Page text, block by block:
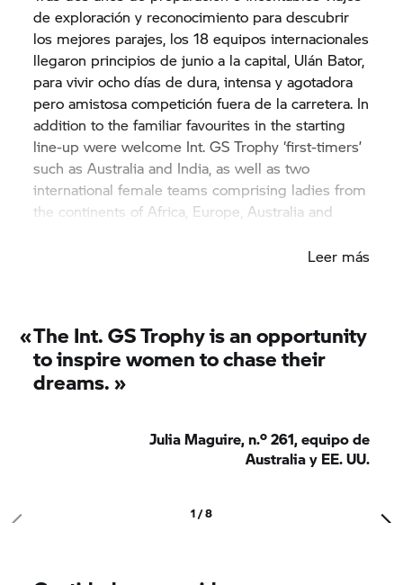
de exploración y reconocimiento para descubrir
los mejores parajes, los 18 equipos internacionales
llegaron principios de junio a la capital, Ulán Bator,
para vivir ocho días de dura, intensa y agotadora
pero amistosa competición fuera de la carretera. In
addition to the familiar favourites in the starting
line-up were welcome Int.GS Trophy ‘first-timers’
such as Australia and India, as well as two
international female teams comprising ladies from
the continents of Africa, Europe, Australia and
Leer más
«The Int.GS Trophyis an opportunity
to inspire women to chase their
dreams. »
Julia Maguire, n.º 261, equipo de
Australia y EE. UU.
1 / 8